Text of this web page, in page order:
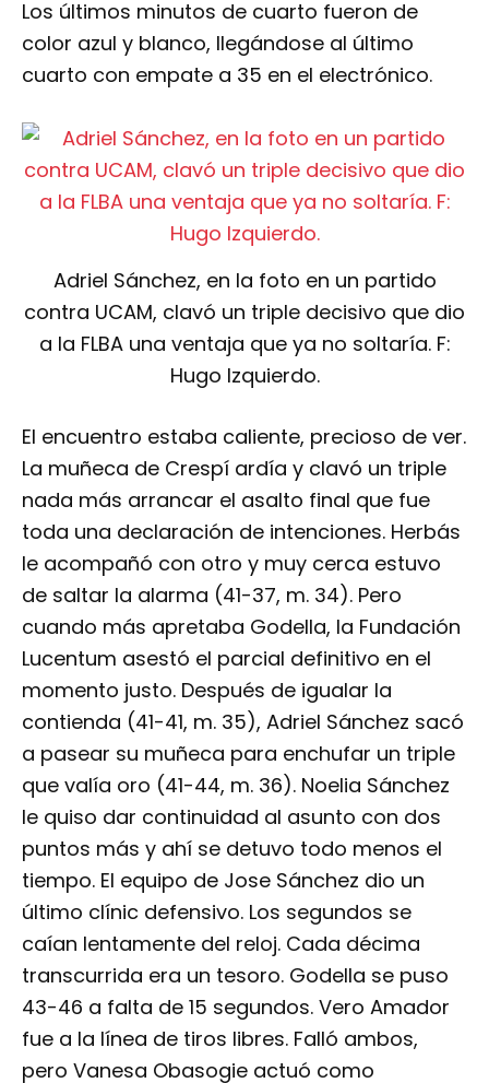
Los últimos minutos de cuarto fueron de
color azul y blanco, llegándose al último
cuarto con empate a 35 en el electrónico.
Adriel Sánchez, en la foto en un partido
contra UCAM, clavó un triple decisivo que dio
a la FLBA una ventaja que ya no soltaría. F:
Hugo Izquierdo.
El encuentro estaba caliente, precioso de ver.
La muñeca de Crespí ardía y clavó un triple
nada más arrancar el asalto final que fue
toda una declaración de intenciones. Herbás
le acompañó con otro y muy cerca estuvo
de saltar la alarma (41-37, m. 34). Pero
cuando más apretaba Godella, la Fundación
Lucentum asestó el parcial definitivo en el
momento justo. Después de igualar la
contienda (41-41, m. 35), Adriel Sánchez sacó
a pasear su muñeca para enchufar un triple
que valía oro (41-44, m. 36). Noelia Sánchez
le quiso dar continuidad al asunto con dos
puntos más y ahí se detuvo todo menos el
tiempo. El equipo de Jose Sánchez dio un
último clínic defensivo. Los segundos se
caían lentamente del reloj. Cada décima
transcurrida era un tesoro. Godella se puso
43-46 a falta de 15 segundos. Vero Amador
fue a la línea de tiros libres. Falló ambos,
pero Vanesa Obasogie actuó como